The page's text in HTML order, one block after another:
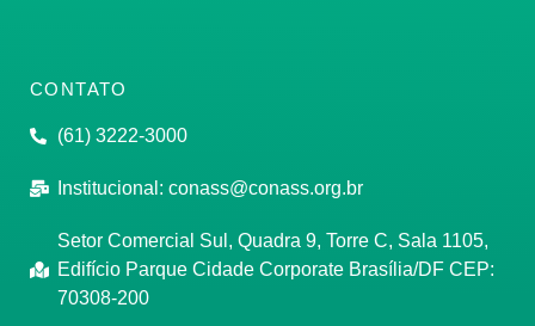
CONTATO
(61) 3222-3000
Institucional: conass@conass.org.br
Setor Comercial Sul, Quadra 9, Torre C, Sala 1105,
Edifício Parque Cidade Corporate Brasília/DF CEP:
70308-200